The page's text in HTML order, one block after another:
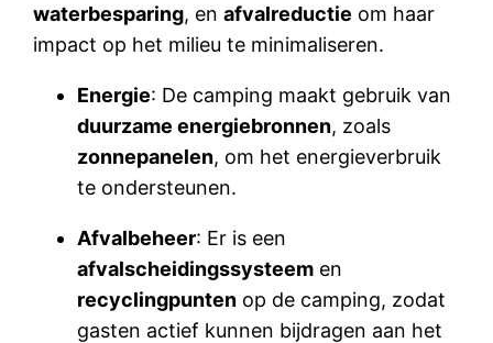
waterbesparing, enafvalreductie om haar
impact op het milieu te minimaliseren.
Energie: De camping maakt gebruik van
duurzame energiebronnen, zoals
zonnepanelen, om het energieverbruik
te ondersteunen.
Afvalbeheer: Er is een
afvalscheidingssysteem en
recyclingpunten op de camping, zodat
gasten actief kunnen bijdragen aan het